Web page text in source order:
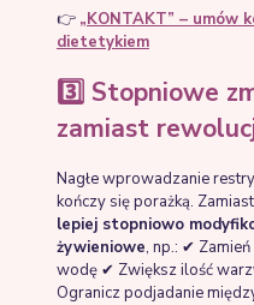
👉 „KONTAKT” – umów
dietetykiem
3️⃣ Stopniowe
zamiast
Nagłe wprowadzanie
kończy się porażką.
lepiej stopniowo
żywieniowe, np.: ✔
wodę ✔ Zwiększ ilość
Ogranicz podjadanie